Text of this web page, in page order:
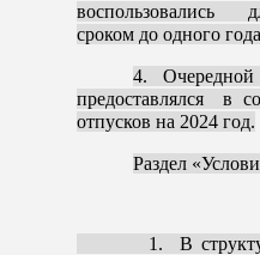
воспользовались
сроком до одного
4.
предоставлялся в
отпусков на 2024 год.
Раздел
1. В структуре